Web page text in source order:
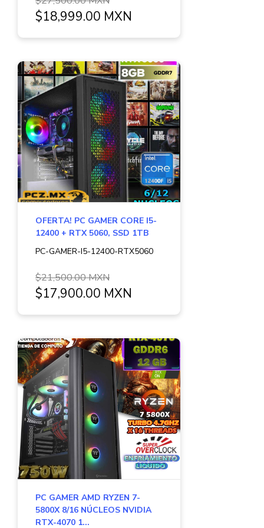
$18,999.00 MXN
OFERTA! PC GAMER CORE I5-
12400 + RTX 5060, SSD 1TB
PC-GAMER-I5-12400-RTX5060
$21,500.00 MXN
$17,900.00 MXN
PC GAMER AMD RYZEN 7-
5800X 8/16 NÚCLEOS NVIDIA
RTX-4070 1...